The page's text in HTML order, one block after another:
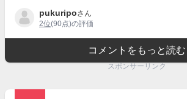
pukuripoさん
2位(90点)の評価
コメントをもっと読む
スポンサーリンク